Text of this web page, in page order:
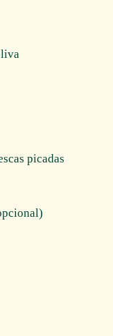
picadas